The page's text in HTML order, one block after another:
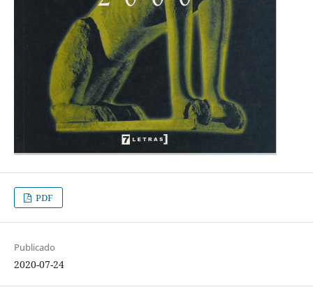
PDF
Publicado
2020-07-24